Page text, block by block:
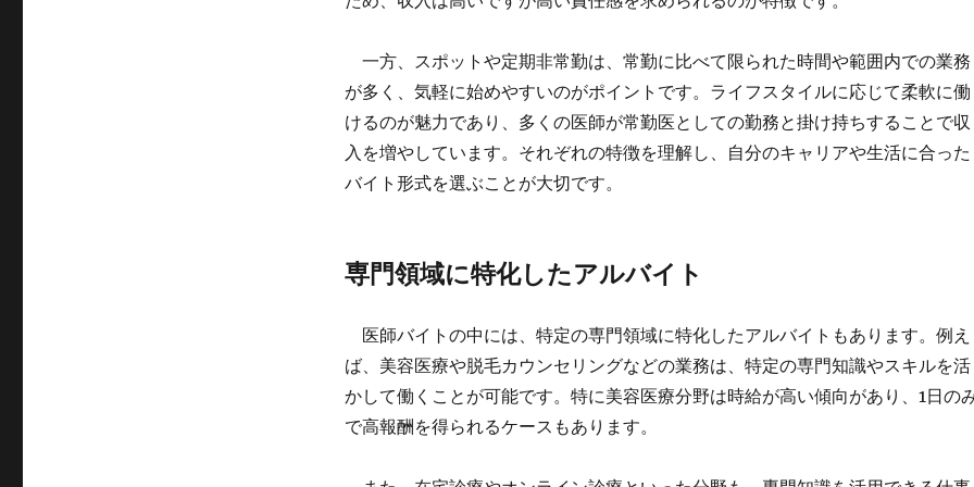
一方、スポットや定期非常勤は、常勤に比べて限られた時間や範囲内での業務
が多く、気軽に始めやすいのがポイントです。ライフスタイルに応じて柔軟に働
けるのが魅力であり、多くの医師が常勤医としての勤務と掛け持ちすることで収
入を増やしています。それぞれの特徴を理解し、自分のキャリアや生活に合った
バイト形式を選ぶことが大切です。
専門領域に特化したアルバイト
医師バイトの中には、特定の専門領域に特化したアルバイトもあります。例え
ば、美容医療や脱毛カウンセリングなどの業務は、特定の専門知識やスキルを活
かして働くことが可能です。特に美容医療分野は時給が高い傾向があり、1日の
で高報酬を得られるケースもあります。